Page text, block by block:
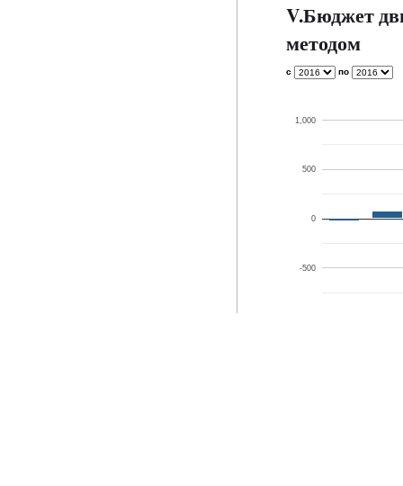
V.Бюджет
методом
с по
-500
0
500
1,000